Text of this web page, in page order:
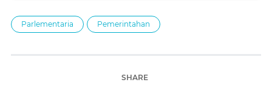
Parlementaria Pemerintahan
SHARE